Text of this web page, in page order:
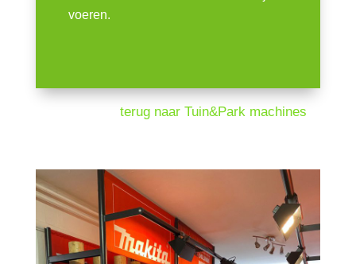
voeren.
terug naar Tuin&Park machines